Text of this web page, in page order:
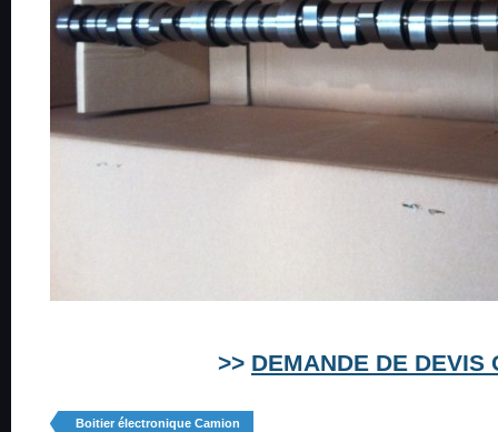
>> DEMANDE DE DEVIS
Boitier électronique Camion